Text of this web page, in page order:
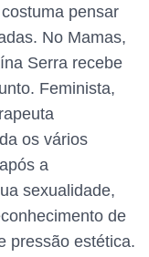
pensar
No Mamas,
Serra recebe
Feminista,
os vários
a
sexualidade,
de
pressão estética.